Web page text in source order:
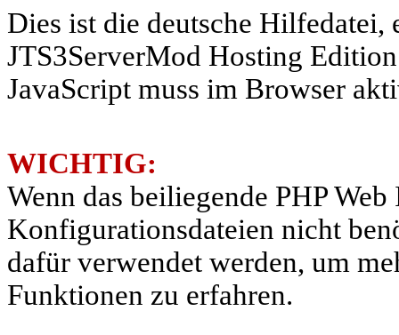
Dies ist die deutsche
JTS3ServerMod Hosting
JavaScript muss im Browser
WICHTIG:
Wenn das beiliegende PHP
Konfigurationsdateien nicht
dafür verwendet werden, um
Funktionen zu erfahren.